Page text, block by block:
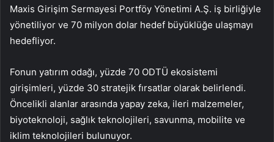
Maxis Girişim Sermayesi Portföy Yönetimi A.Ş. iş birliğiyle
yönetiliyor ve 70 milyon dolar hedef büyüklüğe ulaşmayı
hedefliyor.
Fonun yatırım odağı, yüzde 70 ODTÜ ekosistemi
girişimleri, yüzde 30 stratejik fırsatlar olarak belirlendi.
Öncelikli alanlar arasında yapay zeka, ileri malzemeler,
biyoteknoloji, sağlık teknolojileri, savunma, mobilite ve
iklim teknolojileri bulunuyor.